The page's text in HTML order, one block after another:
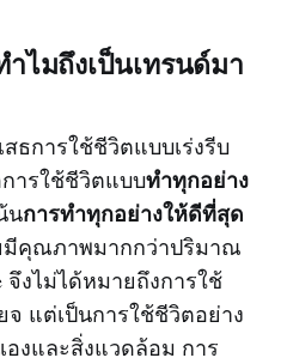
ไมถึงเป็นเทรนด์มา
ธการใช้ชีวิตแบบเร่งรีบ
การใช้ชีวิตแบบทำทุกอย่าง
นการทำทุกอย่างให้ดีที่สุด
มีคุณภาพมากกว่าปริมาณ
จึงไม่ได้หมายถึงการใช้
แต่เป็นการใช้ชีวิตอย่าง
งและสิ่งแวดล้อม การ